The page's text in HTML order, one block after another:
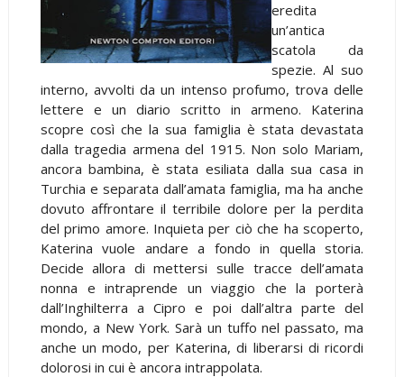
eredita
un’antica
scatola da
spezie. Al suo
interno, avvolti da un intenso profumo, trova delle
lettere e un diario scritto in armeno. Katerina
scopre così che la sua famiglia è stata devastata
dalla tragedia armena del 1915. Non solo Mariam,
ancora bambina, è stata esiliata dalla sua casa in
Turchia e separata dall’amata famiglia, ma ha anche
dovuto affrontare il terribile dolore per la perdita
del primo amore. Inquieta per ciò che ha scoperto,
Katerina vuole andare a fondo in quella storia.
Decide allora di mettersi sulle tracce dell’amata
nonna e intraprende un viaggio che la porterà
dall’Inghilterra a Cipro e poi dall’altra parte del
mondo, a New York. Sarà un tuffo nel passato, ma
anche un modo, per Katerina, di liberarsi di ricordi
dolorosi in cui è ancora intrappolata.